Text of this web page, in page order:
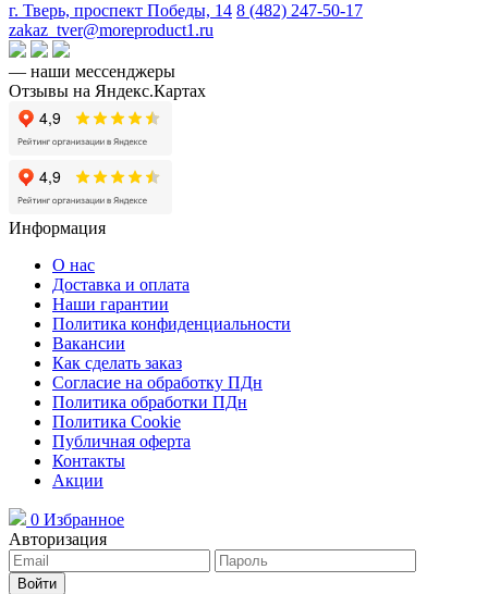
г. Тверь, проспект Победы, 14 8 (482) 247-50-17
zakaz_tver@moreproduct1.ru
— наши мессенджеры
Отзывы на Яндекс.Картах
Информация
О нас
Доставка и оплата
Наши гарантии
Политика конфиденциальности
Вакансии
Как сделать заказ
Согласие на обработку ПДн
Политика обработки ПДн
Политика Cookie
Публичная оферта
Контакты
Акции
0 Избранное
Авторизация
Войти